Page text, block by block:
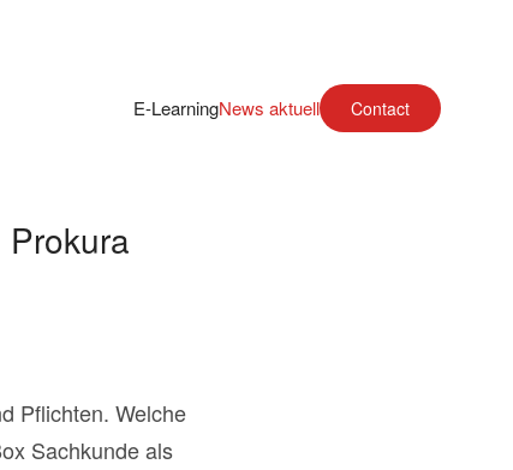
E-LearningNews aktuell Contact
Pflichten. Welche
Sachkunde als